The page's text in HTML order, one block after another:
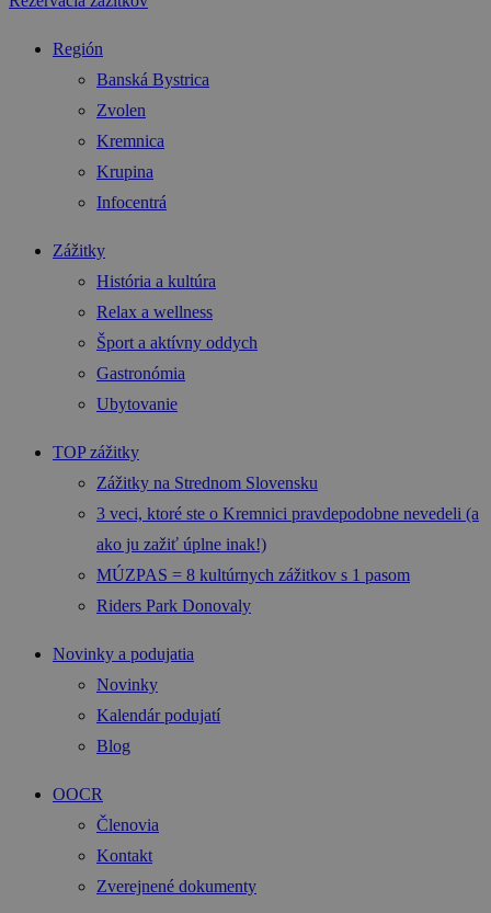
Región
Banská Bystrica
Zvolen
Kremnica
Krupina
Infocentrá
Zážitky
História a kultúra
Relax a wellness
Šport a aktívny oddych
Gastronómia
Ubytovanie
TOP zážitky
Zážitky na Strednom Slovensku
3 veci, ktoré ste o Kremnici pravdepodobne nevedeli (a
ako ju zažiť úplne inak!)
MÚZPAS = 8 kultúrnych zážitkov s 1 pasom
Riders Park Donovaly
Novinky a podujatia
Novinky
Kalendár podujatí
Blog
OOCR
Členovia
Kontakt
Zverejnené dokumenty